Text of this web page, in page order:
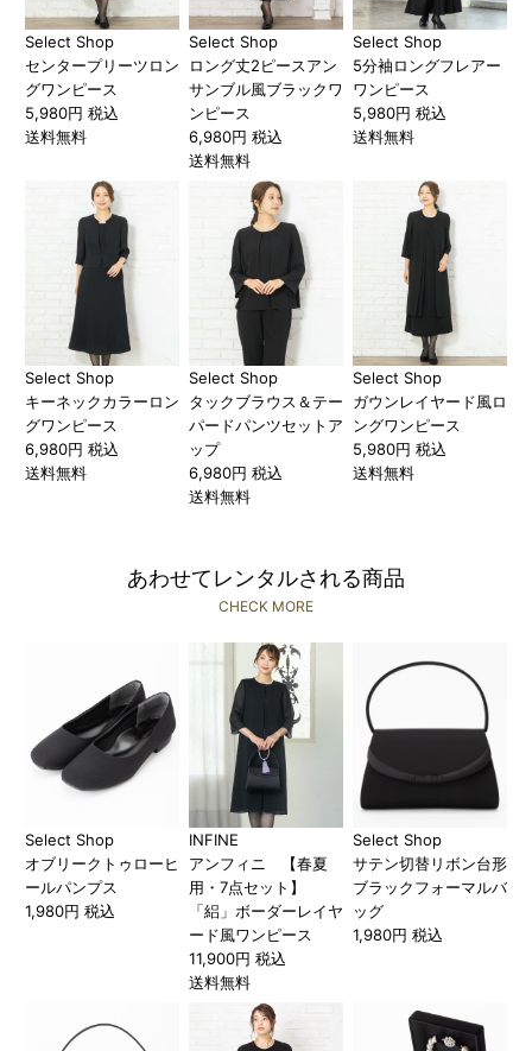
Select Shop
センタープリーツロン
グワンピース
5,980円 税込
送料無料
Select Shop
ロング丈2ピースアン
サンブル風ブラックワ
ンピース
6,980円 税込
送料無料
Select Shop
5分袖ロングフレアー
ワンピース
5,980円 税込
送料無料
Select Shop
キーネックカラーロン
グワンピース
6,980円 税込
送料無料
Select Shop
タックブラウス＆テー
パードパンツセットア
ップ
6,980円 税込
送料無料
Select Shop
ガウンレイヤード風ロ
ングワンピース
5,980円 税込
送料無料
あわせてレンタルされる商品
CHECK MORE
Select Shop
オブリークトゥローヒ
ールパンプス
1,980円 税込
INFINE
アンフィニ 【春夏
用・7点セット】
「絽」ボーダーレイヤ
ード風ワンピース
11,900円 税込
送料無料
Select Shop
サテン切替リボン台形
ブラックフォーマルバ
ッグ
1,980円 税込